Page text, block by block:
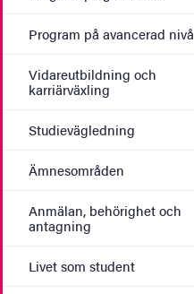
Program på avancerad nivå
Vidareutbildning och
karriärväxling
Studievägledning
Ämnesområden
Anmälan, behörighet och
antagning
Livet som student